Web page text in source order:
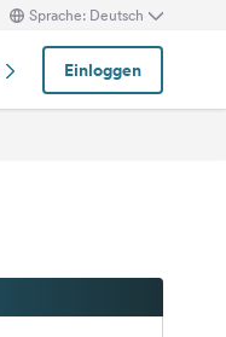
Sprache: Deutsch
Einloggen